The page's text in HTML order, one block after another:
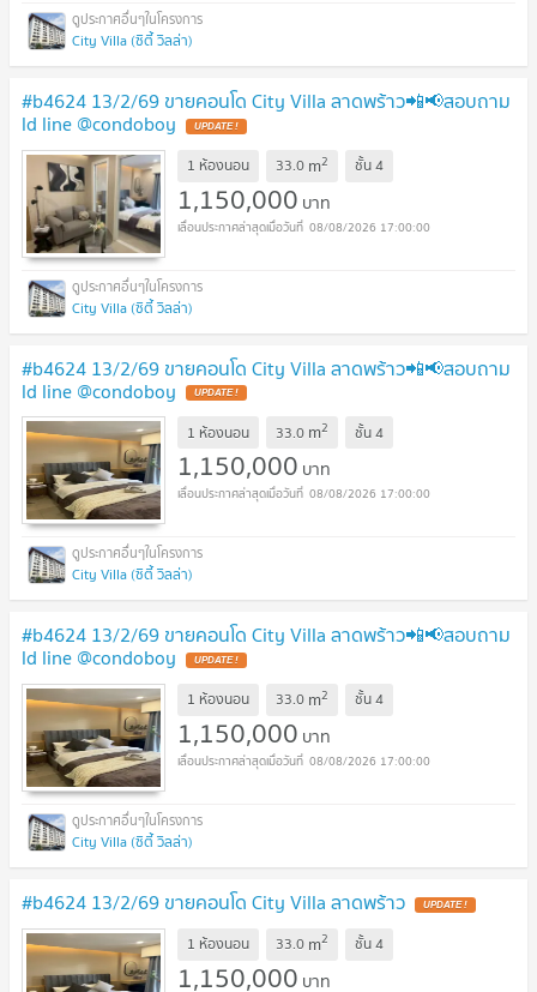
City Villa (ซิตี้ วิลล่า)
#b4624 13/2/69 ขายคอนโด City Villa ลาดพร้าว📲📢สอบถาม
ld line @condoboy UPDATE !
1 ห้องนอน 33.0 m2 ชั้น4
1,150,000 บาท
08/08/2026 17:00:00
City Villa (ซิตี้ วิลล่า)
#b4624 13/2/69 ขายคอนโด City Villa ลาดพร้าว📲📢สอบถาม
ld line @condoboy UPDATE !
1 ห้องนอน 33.0 m2 ชั้น4
1,150,000 บาท
08/08/2026 17:00:00
City Villa (ซิตี้ วิลล่า)
#b4624 13/2/69 ขายคอนโด City Villa ลาดพร้าว📲📢สอบถาม
ld line @condoboy UPDATE !
1 ห้องนอน 33.0 m2 ชั้น4
1,150,000 บาท
08/08/2026 17:00:00
City Villa (ซิตี้ วิลล่า)
#b4624 13/2/69 ขายคอนโด City Villa ลาดพร้าว UPDATE !
1 ห้องนอน 33.0 m2 ชั้น4
1,150,000 บาท